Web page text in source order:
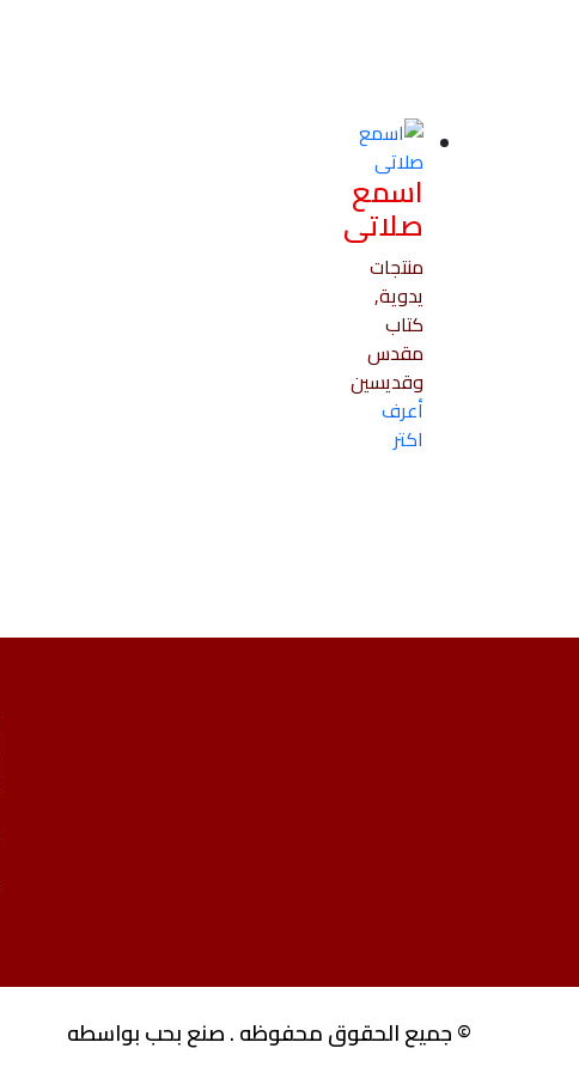
اسمع
صلاتى
منتجات
يدوية,
كتاب
مقدس
وقديسين
أعرف
اكتر
© جميع الحقوق محفوظه . صنع بحب بواسطه